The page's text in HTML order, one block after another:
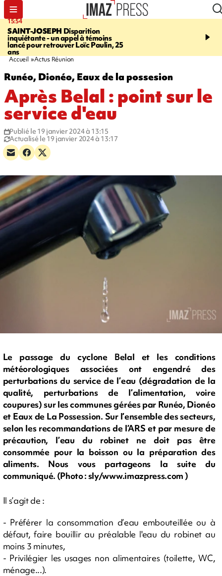
15:54
SAINT-JOSEPH Disparition
inquiétante - un appel à témoins
lancé pour retrouver Loïc Paulin, 25
ans
17:52
dimanche pour
Accueil Actus Réunion
Runéo, Dionéo, Eaux de la possesion
Après Belal : point sur le
service d'eau
Publié le 19 janvier 2024 à 13:15
Actualisé le 19 janvier 2024 à 13:17
Le passage du cyclone Belal et les conditions
météorologiques associées ont engendré des
perturbations du service de l’eau (dégradation de la
qualité, perturbations de l’alimentation, voire
coupures) sur les communes gérées par Runéo, Dionéo
et Eaux de La Possession. Sur l’ensemble des secteurs,
selon les recommandations de l’ARS et par mesure de
précaution, l’eau du robinet ne doit pas être
consommée pour la boisson ou la préparation des
aliments. Nous vous partageons la suite du
communiqué. (Photo : sly/www.imazpress.com )
Il s’agit de :
- Préférer la consommation d’eau embouteillée ou à
défaut, faire bouillir au préalable l'eau du robinet au
moins 3 minutes,
- Privilégier les usages non alimentaires (toilette, WC,
ménage...).